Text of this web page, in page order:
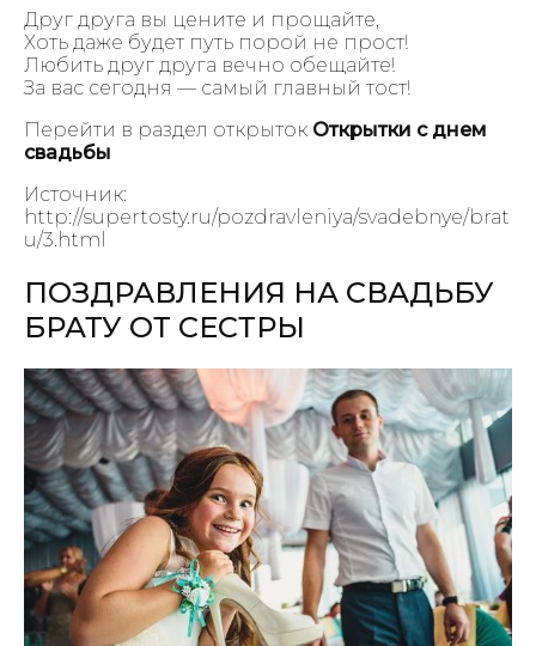
Друг друга вы цените и прощайте,
Хоть даже будет путь порой не прост!
Любить друг друга вечно обещайте!
За вас сегодня — самый главный тост!
Перейти в раздел открыток Открытки с днем
свадьбы
Источник:
http://supertosty.ru/pozdravleniya/svadebnye/brat
u/3.html
ПОЗДРАВЛЕНИЯ НА СВАДЬБУ
БРАТУ ОТ СЕСТРЫ